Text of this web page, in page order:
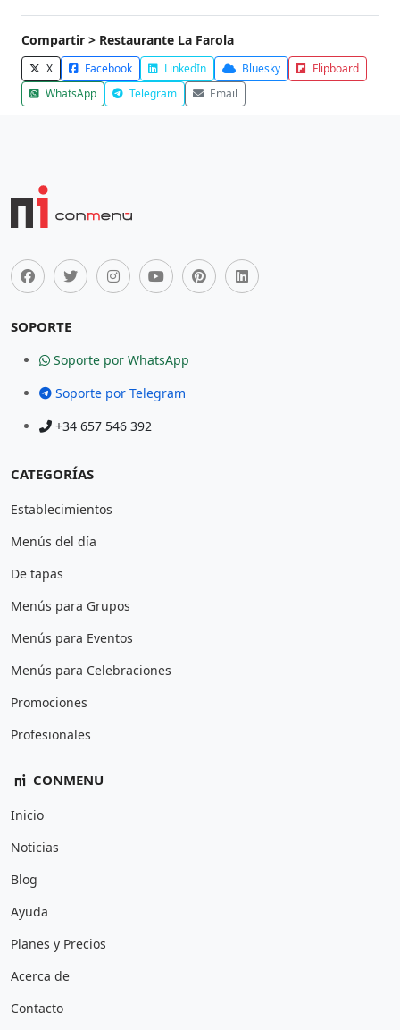
Compartir > Restaurante La Farola
X Facebook LinkedIn Bluesky
Flipboard
WhatsApp
Telegram Email
SOPORTE
Soporte por WhatsApp
Soporte por Telegram
+34 657 546 392
CATEGORÍAS
Establecimientos
Menús del día
De tapas
Menús para Grupos
Menús para Eventos
Menús para Celebraciones
Promociones
Profesionales
CONMENU
Inicio
Noticias
Blog
Ayuda
Planes y Precios
Acerca de
Contacto